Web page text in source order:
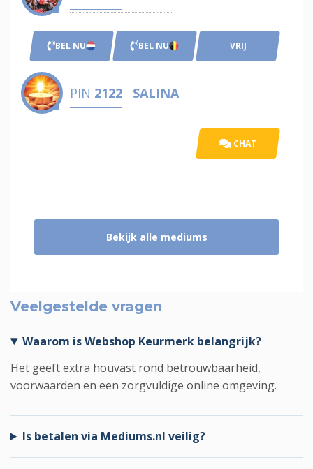
BEL NU BEL NU VRIJ
PIN 2122 SALINA
CHAT
Bekijk alle mediums
Veelgestelde vragen
Waarom is Webshop Keurmerk belangrijk?
Het geeft extra houvast rond betrouwbaarheid,
voorwaarden en een zorgvuldige online omgeving.
Is betalen via Mediums.nl veilig?